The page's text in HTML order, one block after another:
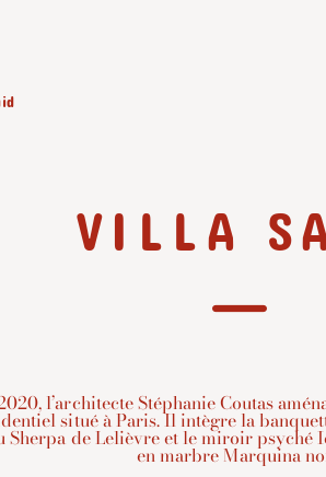
VILLA
l’architecte Stéphanie Coutas
situé à Paris. Il intègre la
Sherpa de Lelièvre et le miroir psyché
en marbre Marquina